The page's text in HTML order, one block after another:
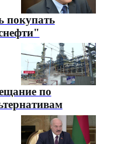
покупать
по